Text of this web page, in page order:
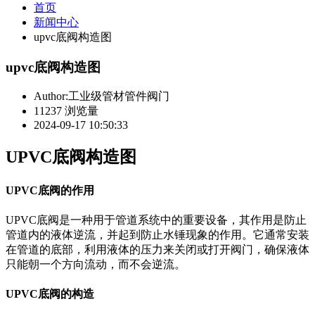
首页
新闻中心
upvc底阀构造图
upvc底阀构造图
Author:工业级管材管件阀门
11237 浏览量
2024-09-17 10:50:33
UPVC底阀构造图
UPVC底阀的作用
UPVC底阀是一种用于管道系统中的重要设备，其作用是防止
管道内的液体逆流，并起到防止水锤现象的作用。它通常安装
在管道的底部，利用液体的压力来关闭或打开阀门，确保液体
只能朝一个方向流动，而不会逆流。
UPVC底阀的构造